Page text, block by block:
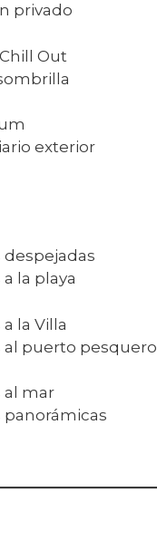
privado
Out
exterior
despejadas
a la playa
la Villa
al puerto pesquero
al mar
panorámicas